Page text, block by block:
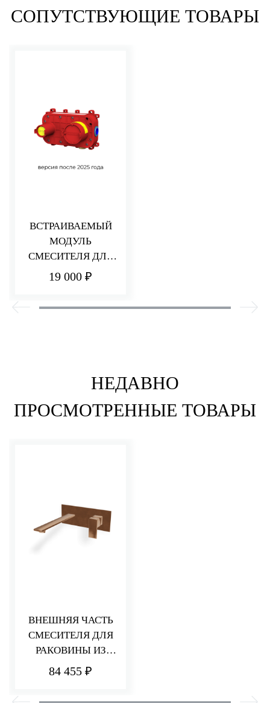
СОПУТСТВУЮЩИЕ ТОВАРЫ
ВСТРАИВАЕМЫЙ
МОДУЛЬ
СМЕСИТЕЛЯ ДЛЯ
РАКОВИНЫ/ДУША
19 000 ₽
НЕДАВНО
ПРОСМОТРЕННЫЕ ТОВАРЫ
ВНЕШНЯЯ ЧАСТЬ
СМЕСИТЕЛЯ ДЛЯ
РАКОВИНЫ ИЗ
СТЕНЫ 180 ММ Q30
84 455 ₽